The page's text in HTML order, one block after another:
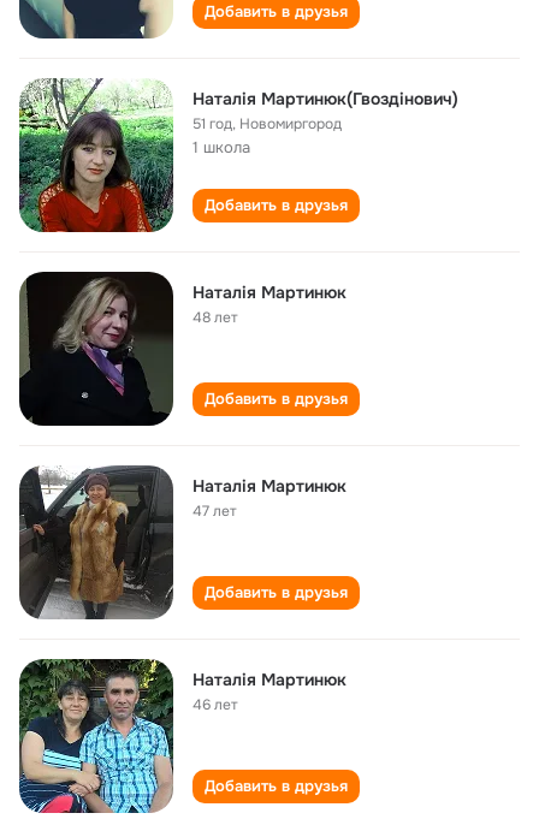
Добавить в друзья
Наталія Мартинюк(Гвоздінович)
51 год, Новомиргород
1 школа
Добавить в друзья
Наталія Мартинюк
48 лет
Добавить в друзья
Наталія Мартинюк
47 лет
Добавить в друзья
Наталія Мартинюк
46 лет
Добавить в друзья